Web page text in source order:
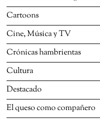
Cartoons
Cine, Música y TV
Crónicas hambrientas
Cultura
Destacado
El queso como compañero